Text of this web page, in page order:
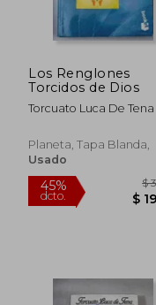
45%
dcto.
Los Renglones
Torcidos de Dios
Torcuato Luca De Tena
Planeta, Tapa Blanda,
Usado